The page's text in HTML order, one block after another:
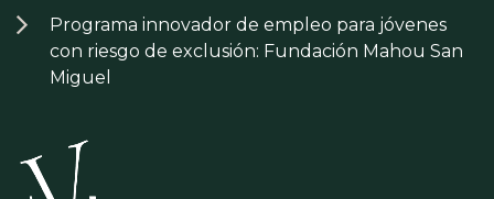
Programa innovador de empleo para jóvenes
con riesgo de exclusión: Fundación Mahou San
Miguel